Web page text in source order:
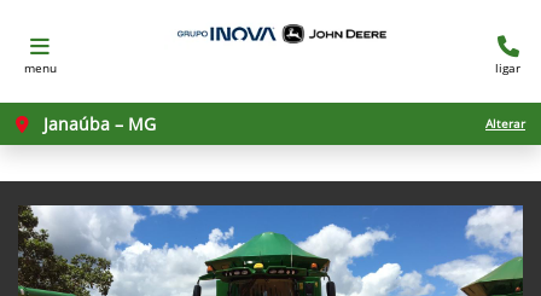
menu ligar
Janaúba – MG Alterar